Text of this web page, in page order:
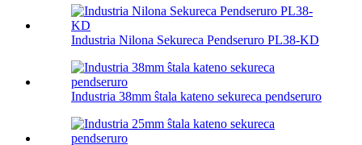
Industria Nilona Sekureca Pendseruro PL38-KD
Industria 38mm ŝtala kateno sekureca pendseruro